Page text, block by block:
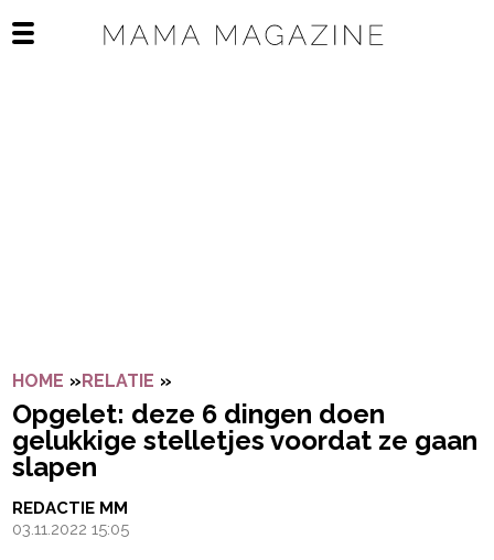
Open het mobiele menu
HOME »RELATIE »
Opgelet: deze 6 dingen doen
gelukkige stelletjes voordat ze gaan
slapen
REDACTIE MM
03.11.2022 15:05